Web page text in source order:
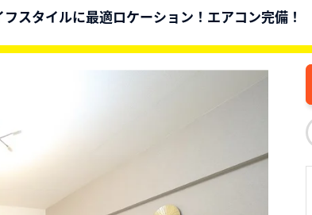
スタイルに最適ロケーション！エアコン完備！